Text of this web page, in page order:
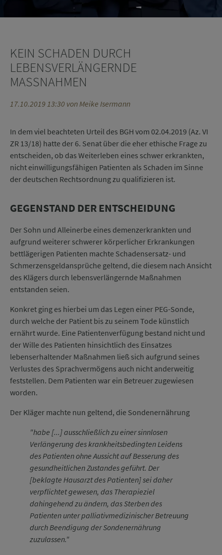
KEIN SCHADEN DURCH
LEBENSVERLÄNGERNDE
MASSNAHMEN
17.10.2019 13:30 von Meike Isermann
In dem viel beachteten Urteil des BGH vom 02.04.2019 (Az. VI
ZR 13/18) hatte der 6. Senat über die eher ethische Frage zu
entscheiden, ob das Weiterleben eines schwer erkrankten,
nicht einwilligungsfähigen Patienten als Schaden im Sinne
der deutschen Rechtsordnung zu qualifizieren ist.
GEGENSTAND DER ENTSCHEIDUNG
Der Sohn und Alleinerbe eines demenzerkrankten und
aufgrund weiterer schwerer körperlicher Erkrankungen
bettlägerigen Patienten machte Schadensersatz- und
Schmerzensgeldansprüche geltend, die diesem nach Ansicht
des Klägers durch lebensverlängernde Maßnahmen
entstanden seien.
Konkret ging es hierbei um das Legen einer PEG-Sonde,
durch welche der Patient bis zu seinem Tode künstlich
ernährt wurde. Eine Patientenverfügung bestand nicht und
der Wille des Patienten hinsichtlich des Einsatzes
lebenserhaltender Maßnahmen ließ sich aufgrund seines
Verlustes des Sprachvermögens auch nicht anderweitig
feststellen. Dem Patienten war ein Betreuer zugewiesen
worden.
Der Kläger machte nun geltend, die Sondenernährung
"habe [...] ausschließlich zu einer sinnlosen
Verlängerung des krankheitsbedingten Leidens
des Patienten ohne Aussicht auf Besserung des
gesundheitlichen Zustandes geführt. Der
[beklagte Hausarzt des Patienten] sei daher
verpflichtet gewesen, das Therapieziel
dahingehend zu ändern, das Sterben des
Patienten unter palliativmedizinischer Betreuung
durch Beendigung der Sondenernährung
zuzulassen."